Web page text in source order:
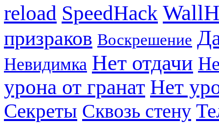
reload SpeedHack
призраков Воскрешение
Невидимка Нет отдачи
урона от гранат Нет
Секреты Сквозь стену